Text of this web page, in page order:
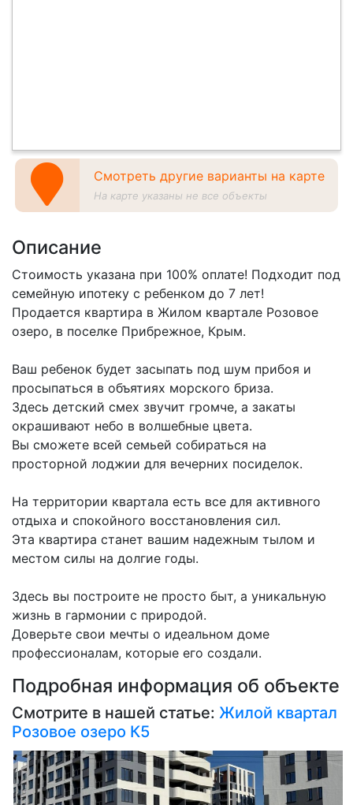
Смотреть другие варианты на карте
На карте указаны не все объекты
Описание
Стоимость указана при 100% оплате! Подходит под
семейную ипотеку с ребенком до 7 лет!
Продается квартира в Жилом квартале Розовое
озеро, в поселке Прибрежное, Крым.
Ваш ребенок будет засыпать под шум прибоя и
просыпаться в объятиях морского бриза.
Здесь детский смех звучит громче, а закаты
окрашивают небо в волшебные цвета.
Вы сможете всей семьей собираться на
просторной лоджии для вечерних посиделок.
На территории квартала есть все для активного
отдыха и спокойного восстановления сил.
Эта квартира станет вашим надежным тылом и
местом силы на долгие годы.
Здесь вы построите не просто быт, а уникальную
жизнь в гармонии с природой.
Доверьте свои мечты о идеальном доме
профессионалам, которые его создали.
Подробная информация об объекте
Смотрите в нашей статье: Жилой квартал
Розовое озеро К5